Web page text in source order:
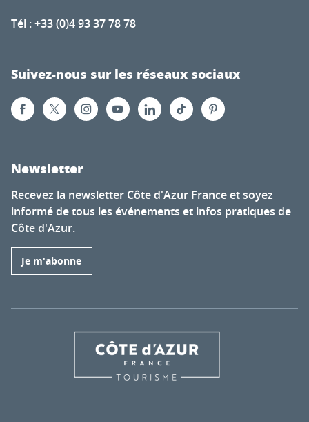
Tél : +33 (0)4 93 37 78 78
Suivez-nous sur les réseaux sociaux
Newsletter
Recevez la newsletter Côte d'Azur France et soyez
informé de tous les événements et infos pratiques de
Côte d'Azur.
Je m'abonne